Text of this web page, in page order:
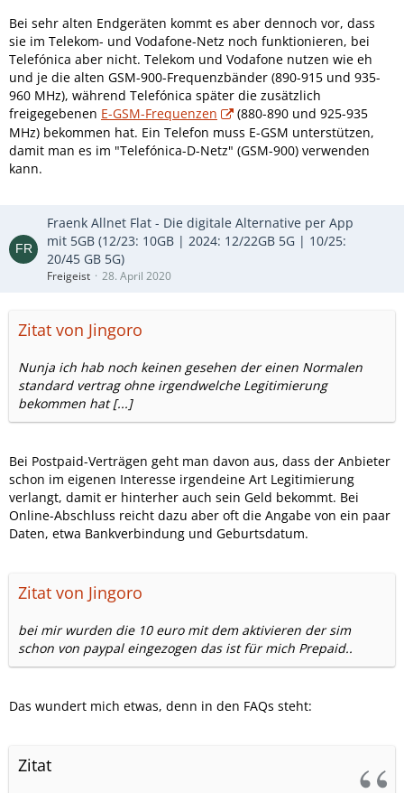
Bei sehr alten Endgeräten kommt es aber dennoch vor, dass
sie im Telekom- und Vodafone-Netz noch funktionieren, bei
Telefónica aber nicht. Telekom und Vodafone nutzen wie eh
und je die alten GSM-900-Frequenzbänder (890-915 und 935-
960 MHz), während Telefónica später die zusätzlich
freigegebenen E-GSM-Frequenzen
(880-890 und 925-935
MHz) bekommen hat. Ein Telefon muss E-GSM unterstützen,
damit man es im "Telefónica-D-Netz" (GSM-900) verwenden
kann.
Fraenk Allnet Flat - Die digitale Alternative per App
mit 5GB (12/23: 10GB | 2024: 12/22GB 5G | 10/25:
20/45 GB 5G)
Freigeist 28. April 2020
Zitat von Jingoro
Nunja ich hab noch keinen gesehen der einen Normalen
standard vertrag ohne irgendwelche Legitimierung
bekommen hat [...]
Bei Postpaid-Verträgen geht man davon aus, dass der Anbieter
schon im eigenen Interesse irgendeine Art Legitimierung
verlangt, damit er hinterher auch sein Geld bekommt. Bei
Online-Abschluss reicht dazu aber oft die Angabe von ein paar
Daten, etwa Bankverbindung und Geburtsdatum.
Zitat von Jingoro
bei mir wurden die 10 euro mit dem aktivieren der sim
schon von paypal eingezogen das ist für mich Prepaid..
Das wundert mich etwas, denn in den FAQs steht:
Zitat